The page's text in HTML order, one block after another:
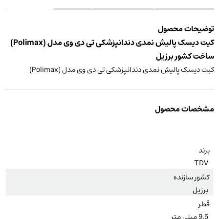
توضیحات محصول
کیت دیسک پالیش نمدی دندانپزشکی تی دی وی مدل (Polimax)
ساخت کشور برزیل
کیت دیسک پالیش نمدی دندانپزشکی تی دی وی مدل (Polimax)
مشخصات محصول
برند
TDV
کشور سازنده
برزیل
قطر